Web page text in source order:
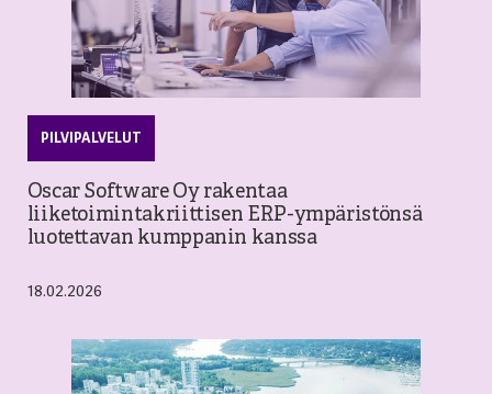
PILVIPALVELUT
Oscar Software Oy rakentaa
liiketoimintakriittisen ERP-ympäristönsä
luotettavan kumppanin kanssa
18.02.2026